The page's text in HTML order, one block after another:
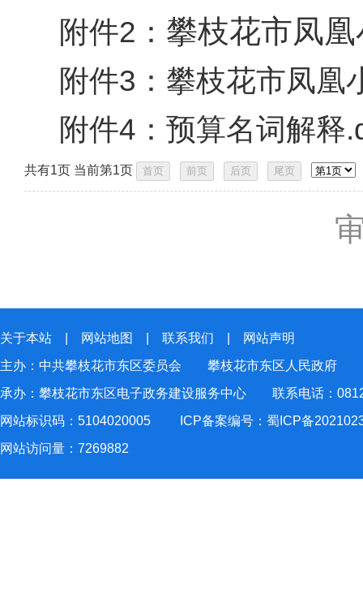
附件2： 攀枝花市凤
附件3： 攀枝花市凤凰
附件4： 预算名词解释
共有1页 当前第1页
关于本站 网站地图 联系我们
网站声明
主办：中共攀枝花市东区委员会 攀枝花市东区人民政府
承办：攀枝花市东区电子政务建设服务中心 联系电话：
网站标识码：5104020005
ICP备案编号：蜀ICP备
网站访问量： 7269882